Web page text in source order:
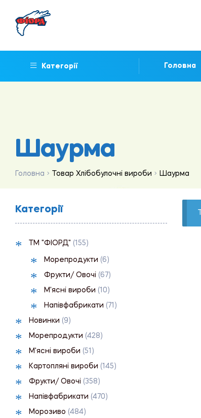
Категорії Головна
Шаурма
Головна Товар Хлібобулочні вироби Шаурма
Категорії
ТМ "ФІОРД" (155)
Морепродукти (6)
Фрукти/ Овочі (67)
М'ясні вироби (10)
Напівфабрикати (71)
Новинки (9)
Морепродукти (428)
М'ясні вироби (51)
Картопляні вироби (145)
Фрукти/ Овочі (358)
Напівфабрикати (470)
Морозиво (484)